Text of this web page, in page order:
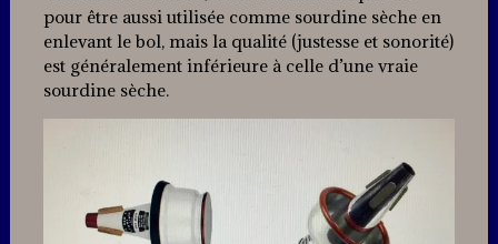
pour être aussi utilisée comme sourdine sèche en
enlevant le bol, mais la qualité (justesse et sonorité)
est généralement inférieure à celle d’une vraie
sourdine sèche.